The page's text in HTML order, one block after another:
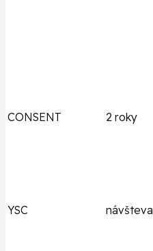
CONSENT 2 roky
YSC návšteva